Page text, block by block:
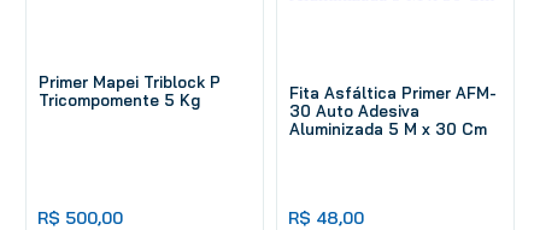
Primer Mapei Triblock P
Tricompomente 5 Kg
R$ 500,00
Fita Asfáltica Primer AFM-
30 Auto Adesiva
Aluminizada 5 M x 30 Cm
R$ 48,00